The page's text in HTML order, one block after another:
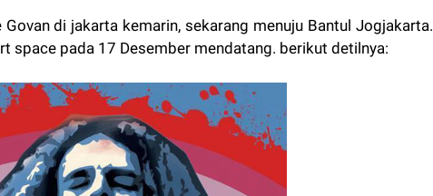
di jakarta kemarin, sekarang menuju Bantul Jogjakarta.
space pada 17 Desember mendatang. berikut detilnya: